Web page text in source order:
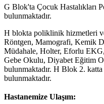
G Blok'ta Çocuk Hastalıkları
bulunmaktadır.
H blokta poliklinik hizmetleri
Röntgen, Mamografi, Kemik
Müdahale, Holter, Eforlu EKG,
Gebe Okulu, Diyabet Eğitim
bulunmaktadır. H Blok 2.
bulunmaktadır.
Hastanemize Ulaşım: